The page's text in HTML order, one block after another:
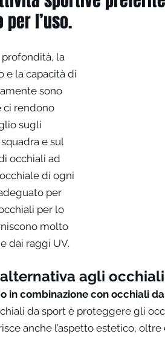
l’uso.
la
e la capacità di
sono
ci rendono
sugli
e sul
occhiali ad
di ogni
per
per lo
molto
dai raggi UV.
agli
in combinazione con occhiali
da sport è proteggere gli
anche l’aspetto estetico, oltre